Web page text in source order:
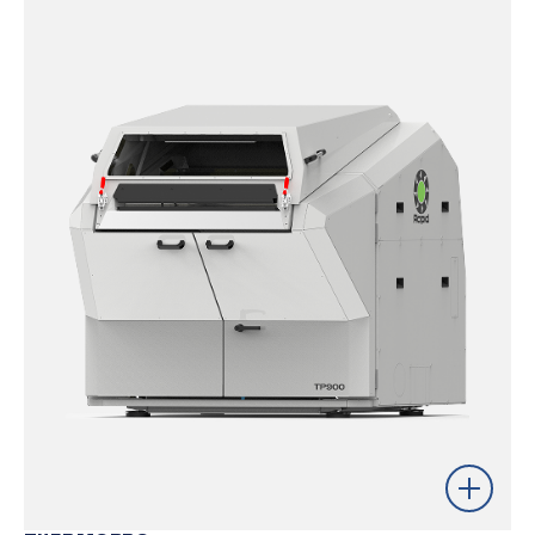
Cuchillas preajustables
Círculo de Corte Constante (CCC)
Saber más